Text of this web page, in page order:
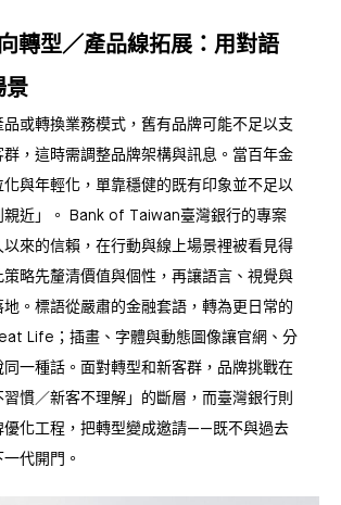
轉型／產品線拓展：用對語
景
或轉換業務模式，舊有品牌可能不足以支
，這時需調整品牌架構與訊息。當百年金
化與年輕化，單靠穩健的既有印象並不足以
親近」。 Bank of Taiwan臺灣銀行的專案
來的信賴，在行動與線上場景裡被看見得
策略先釐清價值與個性，再讓語言、視覺與
地。標語從嚴肅的金融套語，轉為更日常的
Life；插畫、字體與動態圖像讓官網、分
一種話。面對轉型和新客群，品牌挑戰在
慣／新客不理解」的斷層，而臺灣銀行則
優化工程，把轉型變成邀請——既不與過去
代開門。